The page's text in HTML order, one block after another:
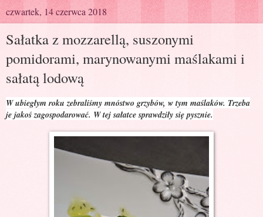
czwartek, 14 czerwca 2018
Sałatka z mozzarellą, suszonymi
pomidorami, marynowanymi maślakami i
sałatą lodową
W ubiegłym roku zebraliśmy mnóstwo grzybów, w tym maślaków. Trzeba
je jakoś zagospodarować. W tej sałatce sprawdziły się pysznie.